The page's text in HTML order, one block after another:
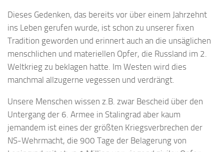
Dieses Gedenken, das bereits vor über einem Jahrzehnt
ins Leben gerufen wurde, ist schon zu unserer fixen
Tradition geworden und erinnert auch an die unsäglichen
menschlichen und materiellen Opfer, die Russland im 2.
Weltkrieg zu beklagen hatte. Im Westen wird dies
manchmal allzugerne vegessen und verdrängt.
Unsere Menschen wissen z.B. zwar Bescheid über den
Untergang der 6. Armee in Stalingrad aber kaum
jemandem ist eines der größten Kriegsverbrechen der
NS-Wehrmacht, die 900 Tage der Belagerung von